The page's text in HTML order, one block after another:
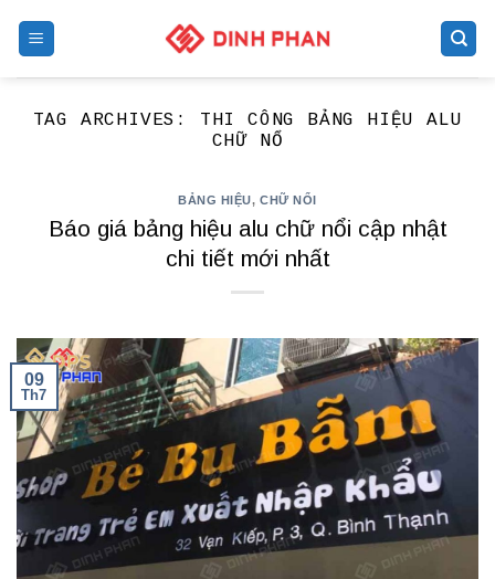
TAG ARCHIVES: THI CÔNG BẢNG HIỆU ALU
CHỮ NỔ
BẢNG HIỆU,CHỮ NỔI
Báo giá bảng hiệu alu chữ nổi cập nhật
chi tiết mới nhất
09
Th7